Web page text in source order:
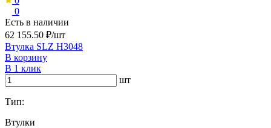
0
Есть в наличии
62 155.50 ₽/шт
Втулка SLZ H3048
В корзину
В 1 клик
шт
Тип:
Втулки